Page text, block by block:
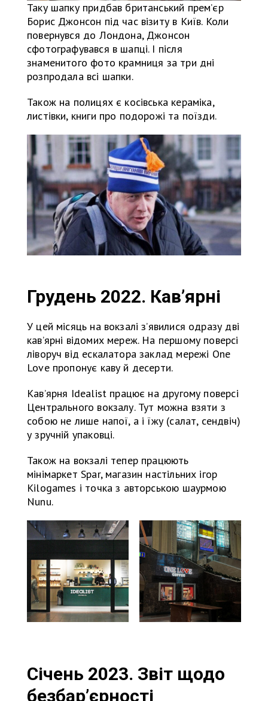
Таку шапку придбав британський прем’єр
Борис Джонсон під час візиту в Київ. Коли
повернувся до Лондона, Джонсон
сфотографувався в шапці. І після
знаменитого фото крамниця за три дні
розпродала всі шапки.
Також на полицях є косівська кераміка,
листівки, книги про подорожі та поїзди.
Грудень 2022. Кав’ярні
У цей місяць на вокзалі з’явилися одразу дві
кав’ярні відомих мереж. На першому поверсі
ліворуч від ескалатора заклад мережі One
Love пропонує каву й десерти.
Кав’ярня Idealist працює на другому поверсі
Центрального вокзалу. Тут можна взяти з
собою не лише напої, а і їжу (салат, сендвіч)
у зручній упаковці.
Також на вокзалі тепер працюють
мінімаркет Spar, магазин настільних ігор
Kilogames і точка з авторською шаурмою
Nunu.
Січень 2023. Звіт щодо
безбар’єрності